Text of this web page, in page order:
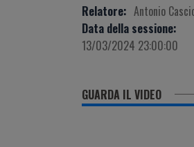
in a One Health
Perspective -
Cascio
Relatore: Antonio
Data della sessione:
13/03/2024 23:00:00
GUARDA IL VIDEO